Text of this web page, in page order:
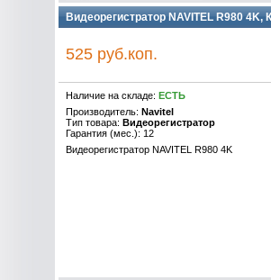
Видеорегистратор NAVITEL R980 4K,
525 руб.коп.
Наличие на складе: ЕСТЬ
Производитель: Navitel
Тип товара: Видеорегистратор
Гарантия (мес.): 12
Видеорегистратор NAVITEL R980 4K